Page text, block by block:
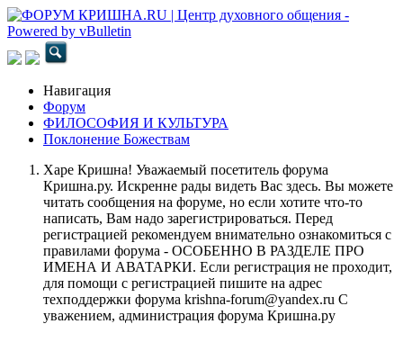
Навигация
Форум
ФИЛОСОФИЯ И КУЛЬТУРА
Поклонение Божествам
Харе Кришна! Уважаемый посетитель форума
Кришна.ру. Искренне рады видеть Вас здесь. Вы можете
читать сообщения на форуме, но если хотите что-то
написать, Вам надо зарегистрироваться. Перед
регистрацией рекомендуем внимательно ознакомиться с
правилами форума - ОСОБЕННО В РАЗДЕЛЕ ПРО
ИМЕНА И АВАТАРКИ. Если регистрация не проходит,
для помощи с регистрацией пишите на адрес
техподдержки форума krishna-forum@yandex.ru С
уважением, администрация форума Кришна.ру